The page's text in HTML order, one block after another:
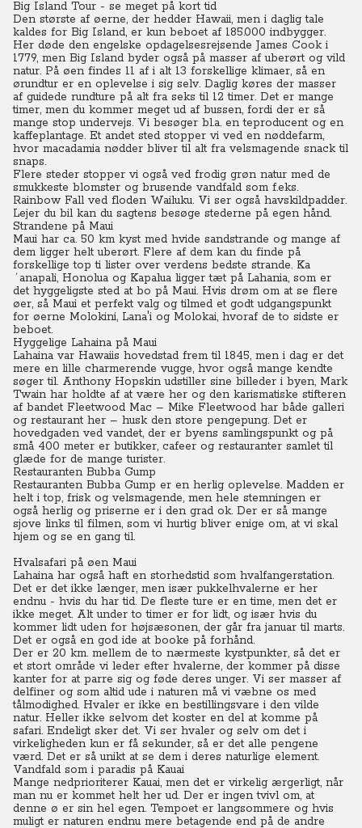
Big Island Tour - se meget på kort tid
Den største af øerne, der hedder Hawaii, men i daglig tale
kaldes for Big Island, er kun beboet af 185.000 indbygger.
Her døde den engelske opdagelsesrejsende James Cook i
1779, men Big Island byder også på masser af uberørt og vild
natur. På øen findes 11 af i alt 13 forskellige klimaer, så en
ørundtur er en oplevelse i sig selv. Daglig køres der masser
af guidede rundture på alt fra seks til 12 timer. Det er mange
timer, men du kommer meget ud af bussen, fordi der er så
mange stop undervejs. Vi besøger bl.a. en teproducent og en
kaffeplantage. Et andet sted stopper vi ved en nøddefarm,
hvor macadamia nødder bliver til alt fra velsmagende snack til
snaps.
Flere steder stopper vi også ved frodig grøn natur med de
smukkeste blomster og brusende vandfald som f.eks.
Rainbow Fall ved floden Wailuku. Vi ser også havskildpadder.
Lejer du bil kan du sagtens besøge stederne på egen hånd.
Strandene på Maui
Maui har ca. 50 km kyst med hvide sandstrande og mange af
dem ligger helt uberørt. Flere af dem kan du finde på
forskellige top ti lister over verdens bedste strande. Ka
´anapali, Honolua og Kapalua ligger tæt på Lahania, som er
det hyggeligste sted at bo på Maui. Hvis drøm om at se flere
øer, så Maui et perfekt valg og tilmed et godt udgangspunkt
for øerne Molokini, Lana'i og Molokai, hvoraf de to sidste er
beboet.
Hyggelige Lahaina på Maui
Lahaina var Hawaiis hovedstad frem til 1845, men i dag er det
mere en lille charmerende vugge, hvor også mange kendte
søger til. Anthony Hopskin udstiller sine billeder i byen, Mark
Twain har holdte af at være her og den karismatiske stifteren
af bandet Fleetwood Mac – Mike Fleetwood har både galleri
og restaurant her – husk den store pengepung. Det er
hovedgaden ved vandet, der er byens samlingspunkt og på
små 400 meter er butikker, cafeer og restauranter samlet til
glæde for de mange turister.
Restauranten Bubba Gump
Restauranten Bubba Gump er en herlig oplevelse. Madden er
helt i top, frisk og velsmagende, men hele stemningen er
også herlig og priserne er i den grad ok. Der er så mange
sjove links til filmen, som vi hurtig bliver enige om, at vi skal
hjem og se en gang til.
Hvalsafari på øen Maui
Lahaina har også haft en storhedstid som hvalfangerstation.
Det er det ikke længer, men især pukkelhvalerne er her
endnu - hvis du har tid. De fleste ture er en time, men det er
ikke meget. Alt under to timer er for lidt, og især hvis du
kommer lidt uden for højsæsonen, der går fra januar til marts.
Det er også en god ide at booke på forhånd.
Der er 20 km. mellem de to nærmeste kystpunkter, så det er
et stort område vi leder efter hvalerne, der kommer på disse
kanter for at parre sig og føde deres unger. Vi ser masser af
delfiner og som altid ude i naturen må vi væbne os med
tålmodighed. Hvaler er ikke en bestillingsvare i den vilde
natur. Heller ikke selvom det koster en del at komme på
safari. Endeligt sker det. Vi ser hvaler og selv om det i
virkeligheden kun er få sekunder, så er det alle pengene
værd. Det er så unikt at se dem i deres naturlige element.
Vandfald som i paradis på Kauai
Mange nedprioriterer Kauai, men det er virkelig ærgerligt, når
man nu er kommet helt her ud. Der er ingen tvivl om, at
denne ø er sin hel egen. Tempoet er langsommere og hvis
muligt er naturen endnu mere betagende end på de andre